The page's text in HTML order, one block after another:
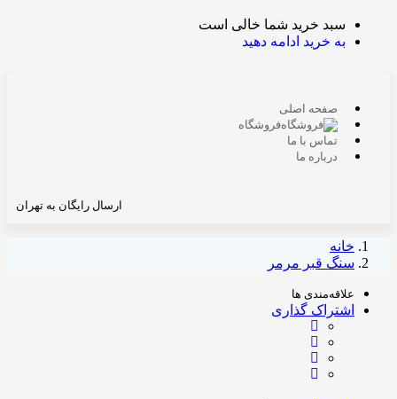
سبد خرید شما خالی است
به خرید ادامه دهید
صفحه اصلی
فروشگاه
تماس با ما
درباره ما
ارسال رایگان به تهران
خانه
سنگ قبر مرمر
علاقه‌مندی ها
اشتراک گذاری